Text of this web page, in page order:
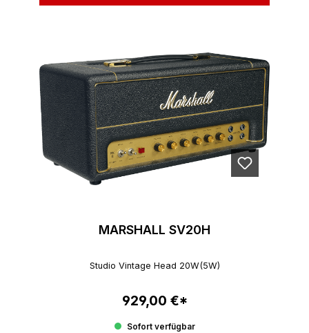
MARSHALL SV20H
Studio Vintage Head 20W(5W)
Regulärer Preis:
929,00 €*
Sofort verfügbar